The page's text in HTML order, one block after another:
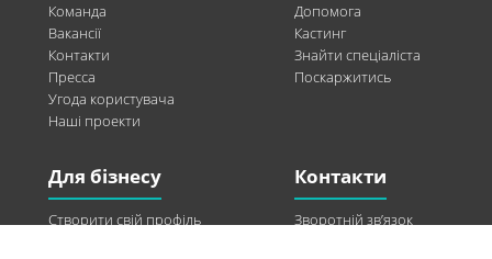
Команда
Вакансії
Контакти
Пресса
Угода користувача
Наші проекти
Допомога
Кастинг
Знайти спеціаліста
Поскаржитись
Для бізнесу
Створити свій профіль
Контакти
Зворотній зв’язок